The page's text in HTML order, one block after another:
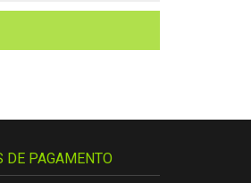
DE PAGAMENTO